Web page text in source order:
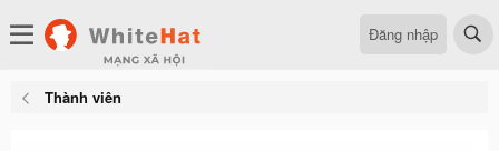
Đăng nhập
Thành viên